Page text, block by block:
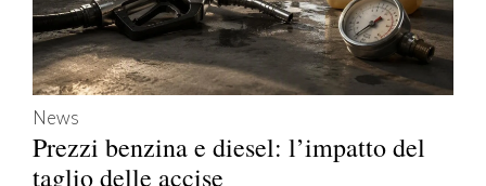
News
Prezzi benzina e diesel: l’impatto del
taglio delle accise